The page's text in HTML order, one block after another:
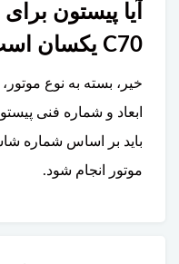
آیا پیستون
C70 یکسان است؟
خیر، بسته به نوع
ابعاد و شماره فنی
موتور انجام شود.